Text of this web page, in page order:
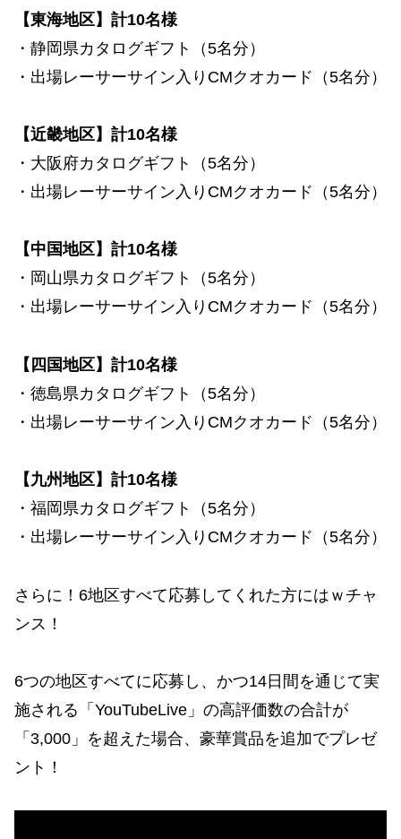
【東海地区】計10名様
・静岡県カタログギフト（5名分）
・出場レーサーサイン入りCMクオカード（5名分）
【近畿地区】計10名様
・大阪府カタログギフト（5名分）
・出場レーサーサイン入りCMクオカード（5名分）
【中国地区】計10名様
・岡山県カタログギフト（5名分）
・出場レーサーサイン入りCMクオカード（5名分）
【四国地区】計10名様
・徳島県カタログギフト（5名分）
・出場レーサーサイン入りCMクオカード（5名分）
【九州地区】計10名様
・福岡県カタログギフト（5名分）
・出場レーサーサイン入りCMクオカード（5名分）
さらに！6地区すべて応募してくれた方にはｗチャ
ンス！
6つの地区すべてに応募し、かつ14日間を通じて実
施される「YouTubeLive」の高評価数の合計が
「3,000」を超えた場合、豪華賞品を追加でプレゼ
ント！